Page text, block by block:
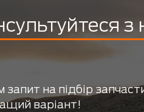
з
на підбір
варіант!